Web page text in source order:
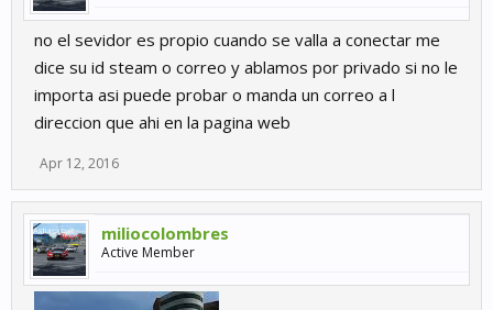
no el sevidor es propio cuando se valla a conectar me
dice su id steam o correo y ablamos por privado si no le
importa asi puede probar o manda un correo a l
direccion que ahi en la pagina web
Apr 12, 2016
miliocolombres
Active Member